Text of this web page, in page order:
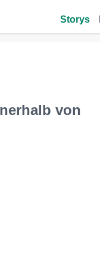
Storys
von